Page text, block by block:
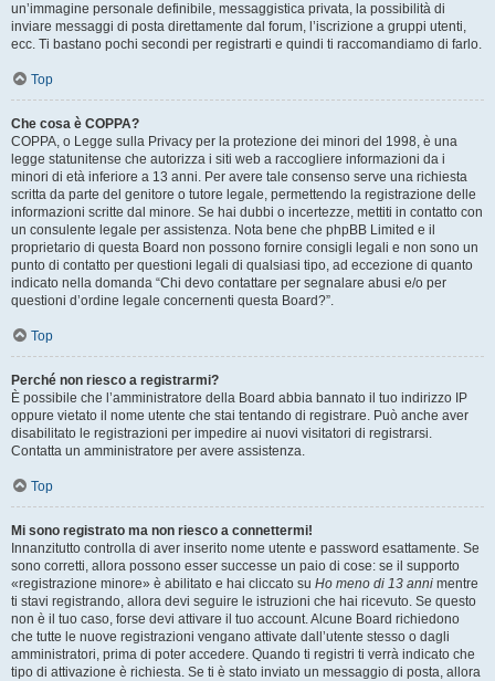
un’immagine personale definibile, messaggistica privata, la possibilità di
inviare messaggi di posta direttamente dal forum, l’iscrizione a gruppi utenti,
ecc. Ti bastano pochi secondi per registrarti e quindi ti raccomandiamo di farlo.
Top
Che cosa è COPPA?
COPPA, o Legge sulla Privacy per la protezione dei minori del 1998, è una
legge statunitense che autorizza i siti web a raccogliere informazioni da i
minori di età inferiore a 13 anni. Per avere tale consenso serve una richiesta
scritta da parte del genitore o tutore legale, permettendo la registrazione delle
informazioni scritte dal minore. Se hai dubbi o incertezze, mettiti in contatto con
un consulente legale per assistenza. Nota bene che phpBB Limited e il
proprietario di questa Board non possono fornire consigli legali e non sono un
punto di contatto per questioni legali di qualsiasi tipo, ad eccezione di quanto
indicato nella domanda “Chi devo contattare per segnalare abusi e/o per
questioni d’ordine legale concernenti questa Board?”.
Top
Perché non riesco a registrarmi?
È possibile che l’amministratore della Board abbia bannato il tuo indirizzo IP
oppure vietato il nome utente che stai tentando di registrare. Può anche aver
disabilitato le registrazioni per impedire ai nuovi visitatori di registrarsi.
Contatta un amministratore per avere assistenza.
Top
Mi sono registrato ma non riesco a connettermi!
Innanzitutto controlla di aver inserito nome utente e password esattamente. Se
sono corretti, allora possono esser successe un paio di cose: se il supporto
«registrazione minore» è abilitato e hai cliccato su Ho meno di 13 anni mentre
ti stavi registrando, allora devi seguire le istruzioni che hai ricevuto. Se questo
non è il tuo caso, forse devi attivare il tuo account. Alcune Board richiedono
che tutte le nuove registrazioni vengano attivate dall’utente stesso o dagli
amministratori, prima di poter accedere. Quando ti registri ti verrà indicato che
tipo di attivazione è richiesta. Se ti è stato inviato un messaggio di posta, allora